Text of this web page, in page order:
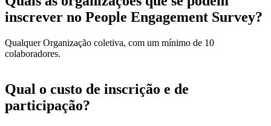
inscrever no People Engagement Survey?
Qualquer Organização coletiva, com um mínimo de 10
colaboradores.
Qual o custo de inscrição e de
participação?